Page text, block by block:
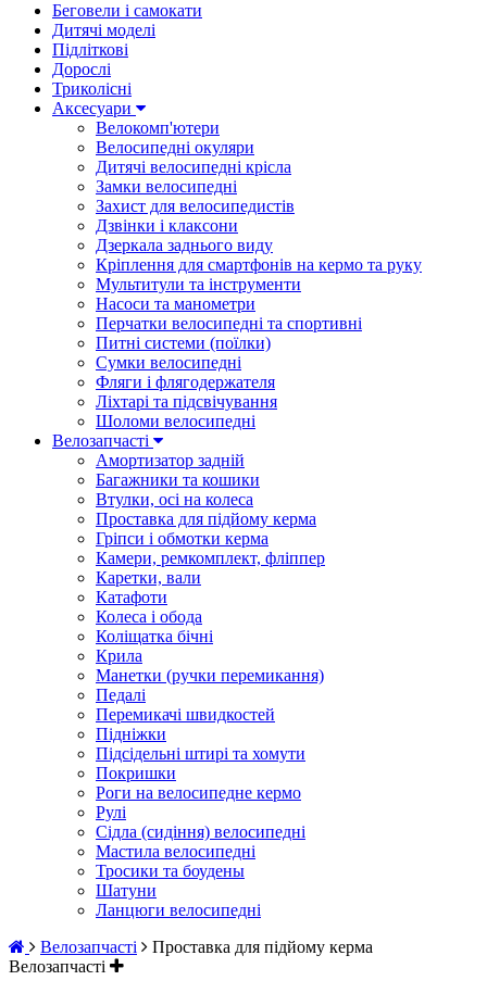
Беговели і самокати
Дитячі моделі
Підліткові
Дорослі
Триколісні
Аксесуари
Велокомп'ютери
Велосипедні окуляри
Дитячі велосипедні крісла
Замки велосипедні
Захист для велосипедистів
Дзвінки і клаксони
Дзеркала заднього виду
Кріплення для смартфонів на кермо та руку
Мультитули та інструменти
Насоси та манометри
Перчатки велосипедні та спортивні
Питні системи (поїлки)
Сумки велосипедні
Фляги і флягодержателя
Ліхтарі та підсвічування
Шоломи велосипедні
Велозапчасті
Амортизатор задній
Багажники та кошики
Втулки, осі на колеса
Проставка для підйому керма
Гріпси і обмотки керма
Камери, ремкомплект, фліппер
Каретки, вали
Катафоти
Колеса і обода
Коліщатка бічні
Крила
Манетки (ручки перемикання)
Педалі
Перемикачі швидкостей
Підніжки
Підсідельні штирі та хомути
Покришки
Роги на велосипедне кермо
Рулі
Сідла (сидіння) велосипедні
Мастила велосипедні
Тросики та боудены
Шатуни
Ланцюги велосипедні
Велозапчасті
Проставка для підйому керма
Велозапчасті